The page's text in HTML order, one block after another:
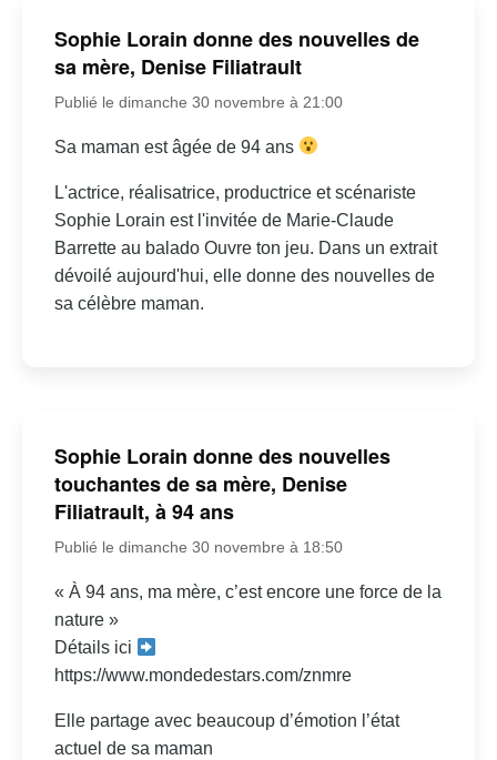
Sophie Lorain donne des nouvelles de
sa mère, Denise Filiatrault
Publié le dimanche 30 novembre à 21:00
Sa maman est âgée de 94 ans
L'actrice, réalisatrice, productrice et scénariste
Sophie Lorain est l'invitée de Marie-Claude
Barrette au balado Ouvre ton jeu. Dans un extrait
dévoilé aujourd'hui, elle donne des nouvelles de
sa célèbre maman.
Sophie Lorain donne des nouvelles
touchantes de sa mère, Denise
Filiatrault, à 94 ans
Publié le dimanche 30 novembre à 18:50
« À 94 ans, ma mère, c’est encore une force de la
nature »
Détails ici
https://www.mondedestars.com/znmre
Elle partage avec beaucoup d’émotion l’état
actuel de sa maman